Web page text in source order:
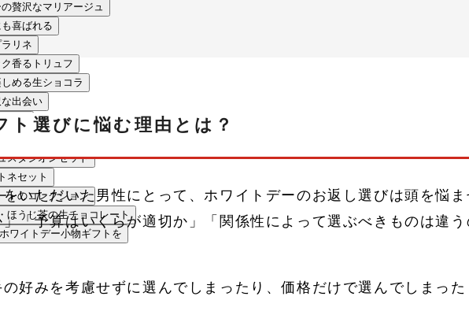
贅沢なマリアージュ
喜ばれる
リネ
香るトリュフ
める生ショコラ
出会い
わい
スタシオンセット
ネセット
トのコレクション
ほうじ茶の生チョコレート
ワイトデー小物ギフトを
選びに悩む理由とは？
いただいた男性にとって、ホワイトデーのお返し選びは頭を悩ま
「予算はいくらが適切か」「関係性によって選ぶべきものは違
好みを考慮せずに選んでしまったり、価格だけで選んでしまっ